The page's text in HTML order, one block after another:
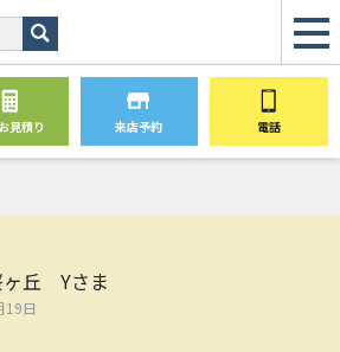
お見積り 来店予約 電話
ヶ丘 Yさま
19日